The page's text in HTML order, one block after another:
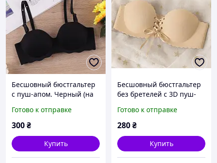
Бесшовный бюстгальтер
с пуш-апом. Черный (на
Готово к отправке
300₴
Купить
Бесшовный бюстгальтер
без бретелей с 3D пуш-
размер 70-75 B)
Готово к отправке
280₴
Купить